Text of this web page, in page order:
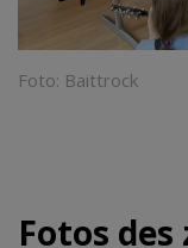
Foto: Baittrock
Fotos